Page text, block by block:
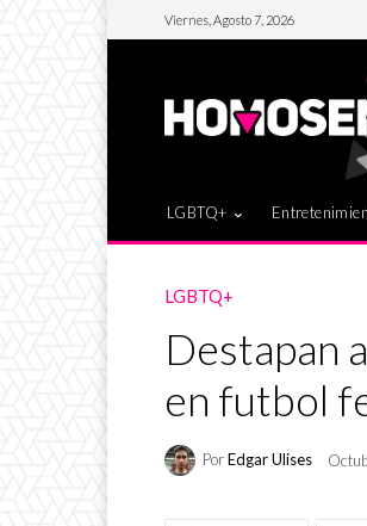
Viernes, Agosto 7, 2026
LGBTQ+
LGBTQ+
Destapan
en futbol
PorEdgar Ulises